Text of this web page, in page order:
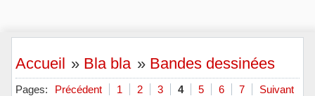
Accueil » Bla bla » Bandes dessinées
Pages: Précédent 1 2 3 4 5 6 7 Suivant